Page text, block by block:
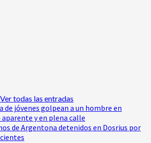
Ver todas las entradas
de jóvenes golpean a un hombre en
y en plena calle
de Argentona detenidos en Dosrius por